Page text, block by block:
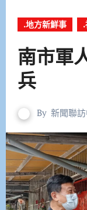
.地方新鮮事
南市軍
兵
By 新聞聯